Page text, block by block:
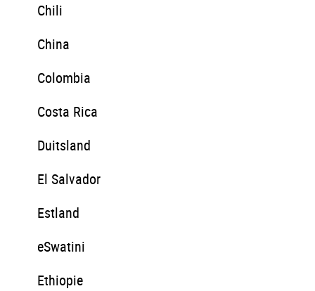
Chili
China
Colombia
Costa Rica
Duitsland
El Salvador
Estland
eSwatini
Ethiopie